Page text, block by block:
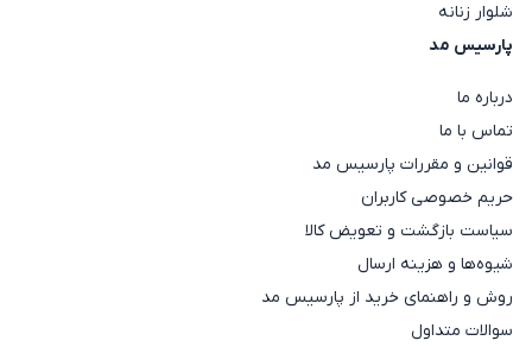
شلوار زنانه
پارسیس مد
درباره ما
تماس با ما
قوانین و مقررات پارسیس مد
حریم خصوصی کاربران
سیاست بازگشت و تعویض کالا
شیوه‌ها و هزینه ارسال
روش و راهنمای خرید از پارسیس مد
سوالات متداول